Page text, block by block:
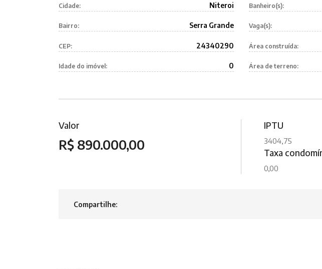
Cidade: Niteroi
Bairro: Serra Grande
CEP: 24340290
Idade do imóvel: 0
Banheiro(s):
Vaga(s):
Área construída:
Área de terreno:
Valor
R$ 890.000,00
IPTU
3404,75
Taxa
0,00
Compartilhe: